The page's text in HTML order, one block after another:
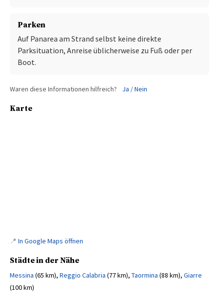
Parken
Auf Panarea am Strand selbst keine direkte
Parksituation, Anreise üblicherweise zu Fuß oder per
Boot.
Waren diese Informationen hilfreich? Ja /Nein
Karte
📍 In Google Maps öffnen
Städte in der Nähe
Messina (65 km), Reggio Calabria (77 km), Taormina (88 km), Giarre
(100 km)